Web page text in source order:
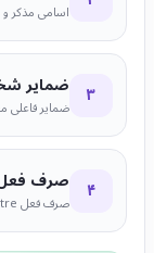
اسامی مذکر
۳ ضمایر
ضمایر فاعلی
۴ صرف
صرف فعل être و ساخت جمله‌های ساده